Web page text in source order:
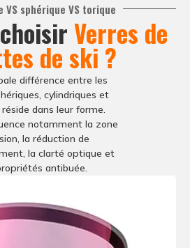
des cadres
sont disponibles, offrant le
de résistance à l'abrasion et
de température.
VS sphérique VS torique
Verres de
de ski ?
différence entre les
cylindriques et
dans leur forme.
notamment la zone
la réduction de
la clarté optique et
antibuée.